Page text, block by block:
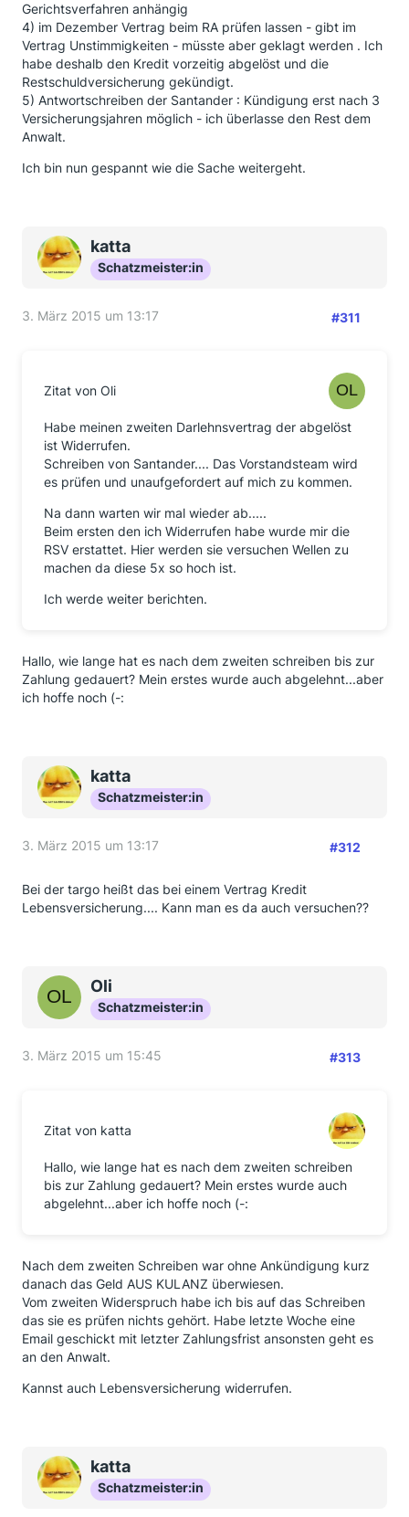
Gerichtsverfahren anhängig
4) im Dezember Vertrag beim RA prüfen lassen - gibt im
Vertrag Unstimmigkeiten - müsste aber geklagt werden . Ich
habe deshalb den Kredit vorzeitig abgelöst und die
Restschuldversicherung gekündigt.
5) Antwortschreiben der Santander : Kündigung erst nach 3
Versicherungsjahren möglich - ich überlasse den Rest dem
Anwalt.
Ich bin nun gespannt wie die Sache weitergeht.
katta
Schatzmeister:in
3. März 2015 um 13:17 #311
Zitat von Oli
Habe meinen zweiten Darlehnsvertrag der abgelöst
ist Widerrufen.
Schreiben von Santander.... Das Vorstandsteam wird
es prüfen und unaufgefordert auf mich zu kommen.
Na dann warten wir mal wieder ab.....
Beim ersten den ich Widerrufen habe wurde mir die
RSV erstattet. Hier werden sie versuchen Wellen zu
machen da diese 5x so hoch ist.
Ich werde weiter berichten.
Hallo, wie lange hat es nach dem zweiten schreiben bis zur
Zahlung gedauert? Mein erstes wurde auch abgelehnt...aber
ich hoffe noch (-:
katta
Schatzmeister:in
3. März 2015 um 13:17 #312
Bei der targo heißt das bei einem Vertrag Kredit
Lebensversicherung.... Kann man es da auch versuchen??
Oli
Schatzmeister:in
3. März 2015 um 15:45 #313
Zitat von katta
Hallo, wie lange hat es nach dem zweiten schreiben
bis zur Zahlung gedauert? Mein erstes wurde auch
abgelehnt...aber ich hoffe noch (-:
Nach dem zweiten Schreiben war ohne Ankündigung kurz
danach das Geld AUS KULANZ überwiesen.
Vom zweiten Widerspruch habe ich bis auf das Schreiben
das sie es prüfen nichts gehört. Habe letzte Woche eine
Email geschickt mit letzter Zahlungsfrist ansonsten geht es
an den Anwalt.
Kannst auch Lebensversicherung widerrufen.
katta
Schatzmeister:in